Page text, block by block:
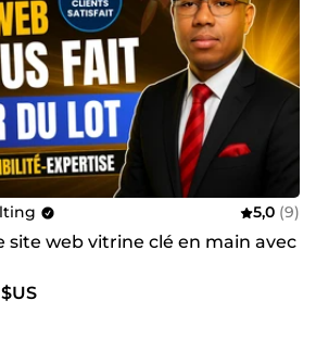
5,0 (9)
site web vitrine clé en main avec